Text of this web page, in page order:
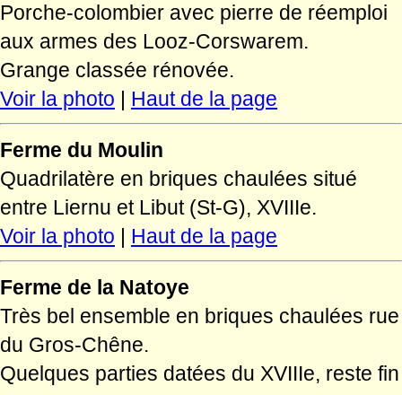
Porche-colombier avec pierre de réemploi
aux armes des Looz-Corswarem.
Grange classée rénovée.
Voir la photo | Haut de la page
Ferme du Moulin
Quadrilatère en briques chaulées situé
entre Liernu et Libut (St-G), XVIIIe.
Voir la photo | Haut de la page
Ferme de la Natoye
Très bel ensemble en briques chaulées rue
du Gros-Chêne.
Quelques parties datées du XVIIIe, reste fin